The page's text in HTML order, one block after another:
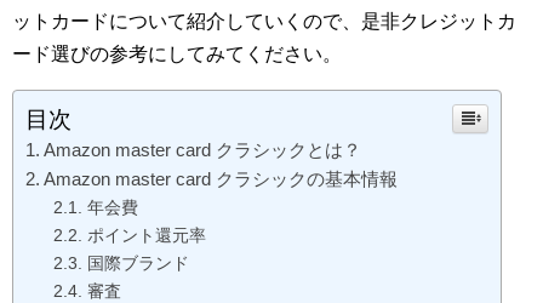
ットカードについて紹介していくので、是非クレジットカ
ード選びの参考にしてみてください。
目次
Amazon master card クラシックとは？
Amazon master card クラシックの基本情報
年会費
ポイント還元率
国際ブランド
審査